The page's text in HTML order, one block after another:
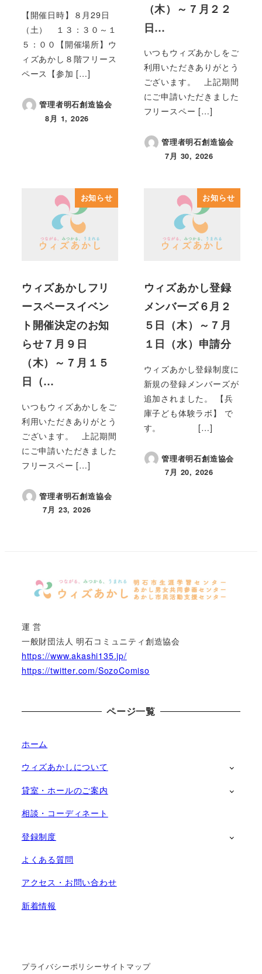
【開催日時】８月29日
（土） １３：３０～１
５：００【開催場所】ウ
ィズあかし８階フリース
ペース【参加 […]
管理者明石創造協会
投稿日
8月 1, 2026
（木）～７月２２
日…
いつもウィズあかしをご
利用いただきありがとう
ございます。 上記期間
にご申請いただきました
フリースペー […]
管理者明石創造協会
投稿日
7月 30, 2026
お知らせ
ウィズあかしフリ
ースペースイベン
ト開催決定のお知
らせ７月９日
（木）～７月１５
日（…
いつもウィズあかしをご
利用いただきありがとう
ございます。 上記期間
にご申請いただきました
フリースペー […]
管理者明石創造協会
投稿日
7月 23, 2026
お知らせ
ウィズあかし登録
メンバーズ６月２
５日（木）～７月
１日（水）申請分
ウィズあかし登録制度に
新規の登録メンバーズが
追加されました。 【兵
庫子ども体験ラボ】 で
す。 […]
管理者明石創造協会
投稿日
7月 20, 2026
運 営
一般財団法人 明石コミュニティ創造協会
https://www.akashi135.jp/
https://twitter.com/SozoComiso
ページ一覧
ホーム
ウィズあかしについて
貸室・ホールのご案内
相談・コーディネート
登録制度
よくある質問
アクセス・お問い合わせ
新着情報
プライバシーポリシーサイトマップ